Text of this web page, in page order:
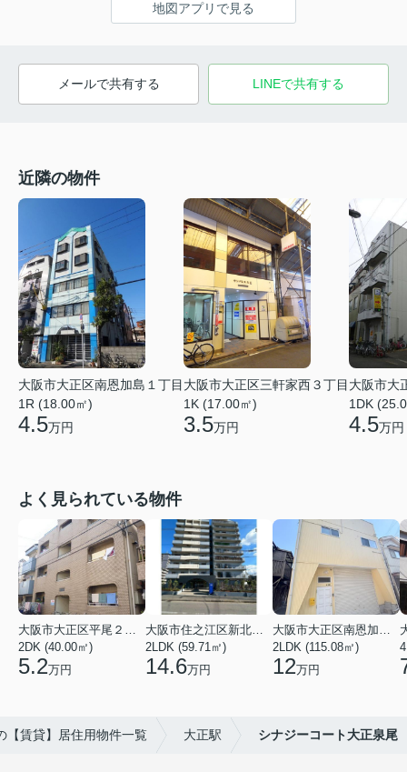
地図アプリで見る
メールで共有する LINEで共有する
近隣の物件
大阪市大正区南恩加島１丁目
1R (18.00㎡)
4.5万円
大阪市大正区三軒家西３丁目
1K (17.00㎡)
3.5万円
大阪市大
1DK
4.5万円
よく見られている物件
2DK (40.00㎡)
5.2万円
2LDK (59.71㎡)
14.6万円
2LDK (115.08㎡)
12万円
【賃貸】居住用物件一覧 大正駅 シナジーコート大正泉尾